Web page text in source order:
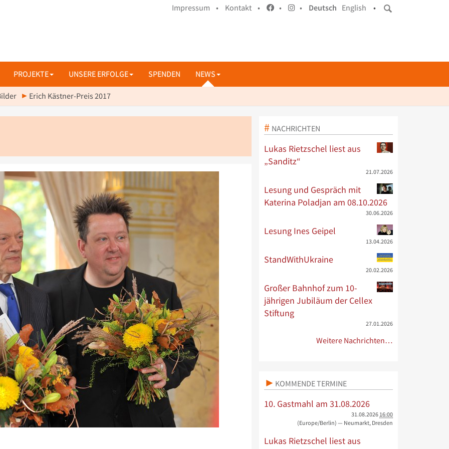
Impressum • Kontakt • • • Deutsch English •
PROJEKTE UNSERE ERFOLGE SPENDEN NEWS
Erich Kästner-Preis 2017
NACHRICHTEN
Lukas Rietzschel liest aus
„Sanditz“
21.07.2026
Lesung und Gespräch mit
Katerina Poladjan am 08.10.2026
30.06.2026
Lesung Ines Geipel
13.04.2026
StandWithUkraine
20.02.2026
Großer Bahnhof zum 10-
jährigen Jubiläum der Cellex
Stiftung
27.01.2026
Weitere Nachrichten…
KOMMENDE TERMINE
10. Gastmahl am 31.08.2026
31.08.2026 16:00
(Europe/Berlin) — Neumarkt, Dresden
Lukas Rietzschel liest aus